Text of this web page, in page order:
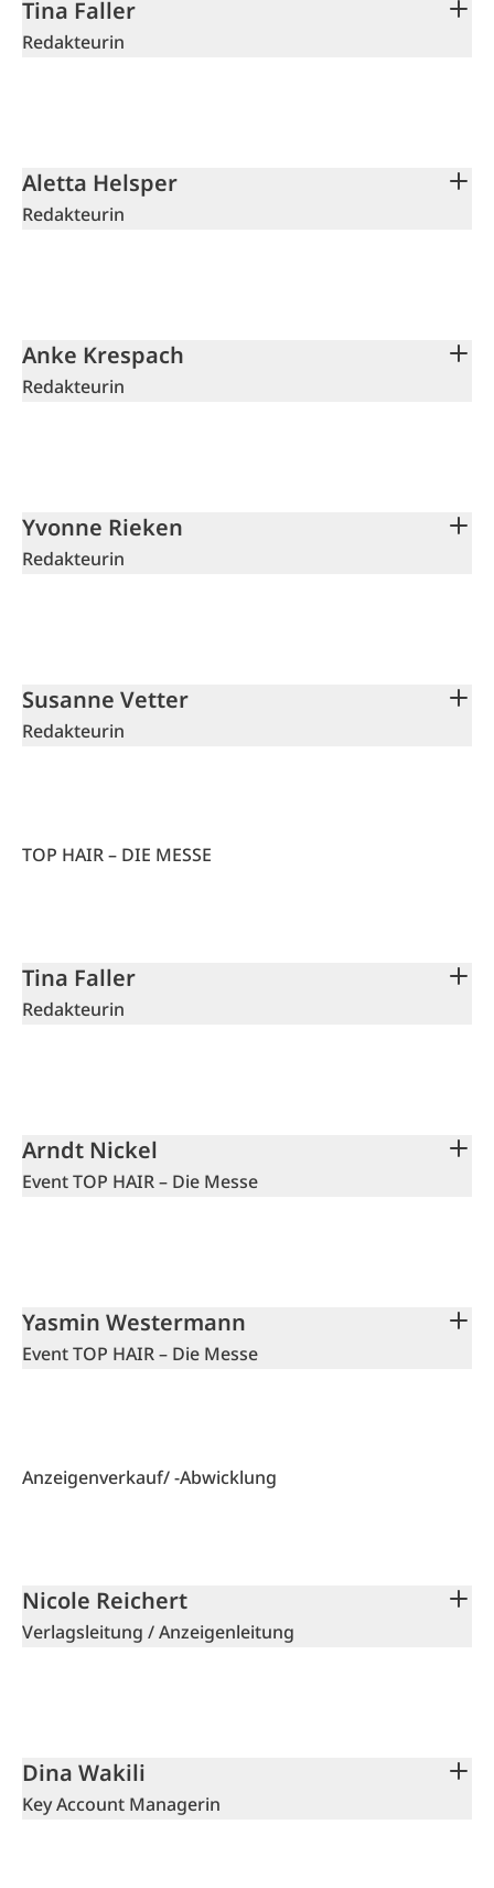
Tina Faller
Redakteurin
Aletta Helsper
Redakteurin
Anke Krespach
Redakteurin
Yvonne Rieken
Redakteurin
Susanne Vetter
Redakteurin
TOP HAIR – DIE MESSE
Tina Faller
Redakteurin
Arndt Nickel
Event TOP HAIR – Die Messe
Yasmin Westermann
Event TOP HAIR – Die Messe
Anzeigenverkauf/ -Abwicklung
Nicole Reichert
Verlagsleitung / Anzeigenleitung
Dina Wakili
Key Account Managerin